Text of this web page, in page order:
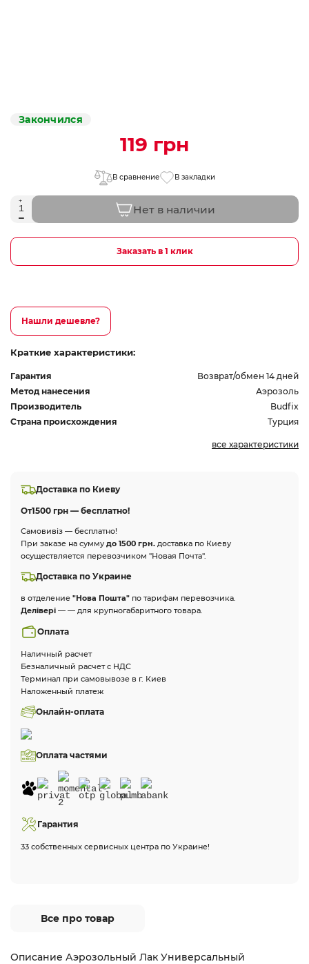
Закончился
119 грн
В сравнение В закладки
Нет в наличии
Заказать в 1 клик
Нашли дешевле?
Краткие характеристики:
Гарантия
Возврат/обмен 14 дней
Метод нанесения
Аэрозоль
Производитель
Budfix
Страна происхождения
Турция
все характеристики
Доставка по Киеву
От1500 грн — бесплатно!
Самовивіз — бесплатно!
При заказе на сумму до 1500 грн. доставка по Киеву
осуществляется перевозчиком "Новая Почта".
Доставка по Украине
в отделение "Нова Пошта" по тарифам перевозчика.
Делівері — — для крупногабаритного товара.
Оплата
Наличный расчет
Безналичный расчет с НДС
Терминал при самовывозе в г. Киев
Наложенный платеж
Онлайн-оплата
Оплата частями
Гарантия
33 собственных сервисных центра по Украине!
Все про товар
Описание Аэрозольный Лак Универсальный